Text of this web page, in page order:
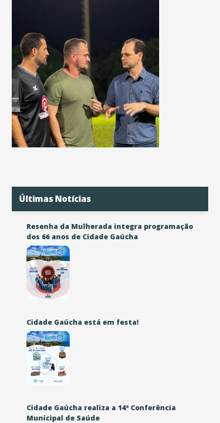
Últimas Notícias
Resenha da Mulherada integra programação
dos 66 anos de Cidade Gaúcha
Cidade Gaúcha está em festa!
Cidade Gaúcha realiza a 14ª Conferência
Municipal de Saúde